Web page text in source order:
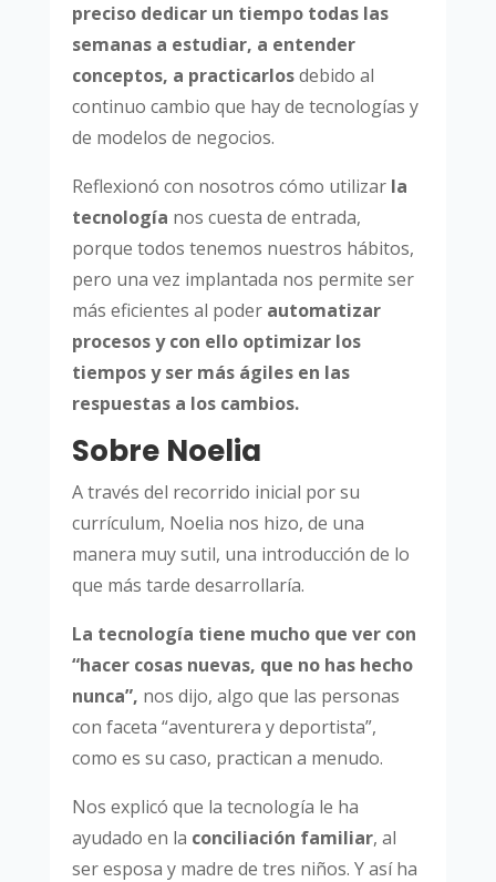
preciso dedicar un tiempo todas las
semanas a estudiar, a entender
conceptos, a practicarlosdebido al
continuo cambio que hay de tecnologías y
de modelos de negocios.
Reflexionó con nosotros cómo utilizar la
tecnología nos cuesta de entrada,
porque todos tenemos nuestros hábitos,
pero una vez implantada nos permite ser
más eficientes al poder automatizar
procesosy con ello optimizar los
tiempos y ser más ágiles en las
respuestas a los cambios.
Sobre Noelia
A través del recorrido inicial por su
currículum, Noelia nos hizo, de una
manera muy sutil, una introducción de lo
que más tarde desarrollaría.
La tecnología tiene mucho que ver con
“hacer cosas nuevas, que no has hecho
nunca”, nos dijo, algo que las personas
con faceta “aventurera y deportista”,
como es su caso, practican a menudo.
Nos explicó que la tecnología le ha
ayudado en la conciliación familiar, al
ser esposa y madre de tres niños. Y así ha